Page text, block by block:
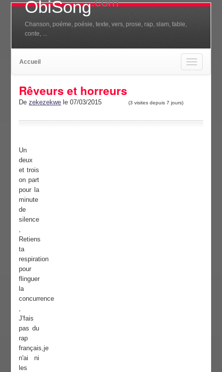
ObiSong
Chanson, poéme, poésie, texte, vers, prose, rap, slam, fable,
conte, ...
Toggle
navigation
Accueil
Rêveurs et horreurs
Dezekezekwe le 07/03/2015 (3 visites depuis 7 jours)
Un
deux
et trois
on part
pour la
minute
de
silence
Retiens
ta
respiration
pour
flinguer
la
concurrence
J'fais
pas du
rap
français,je
n'ai ni
les